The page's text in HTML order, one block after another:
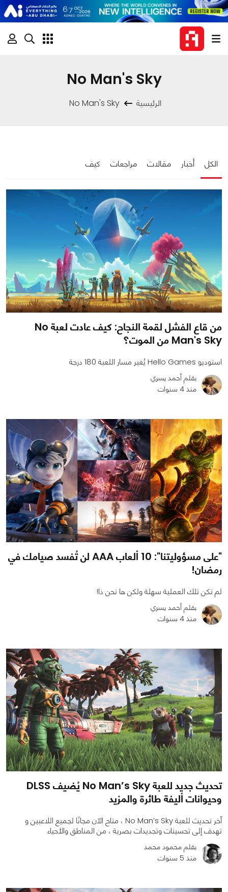
No Man's Sky
الرئيسية No Man's Sky
الكل أخبار مقالات مراجعات كيف
5245
0
من قاع الفشل لقمة النجاح: كيف عادت لعبة No
Man's Sky من الموت؟
استوديو Hello Games يُغير مسار اللعبة 180 درجة
بقلم أحمد يسري
منذ 4 سنوات
13538
0
"على مسؤوليتنا": 10 ألعاب AAA لن تُفسد صيامك في
رمضان!
لم تكن تلك العملية سهلة ولكن ها نحن ذا!
بقلم أحمد يسري
منذ 4 سنوات
تحديث جديد للعبة No Man’s Sky يُضيف DLSS
وحيوانات أليفة طائرة والمزيد
آخر تحديث للعبة No Man’s Sky ، متاح الآن مجانًا لجميع اللاعبين و
تهدف إلى تحسينات وتجديدات بصرية ، من المناطق والأحياء
بقلم محمود محمد
منذ 5 سنوات